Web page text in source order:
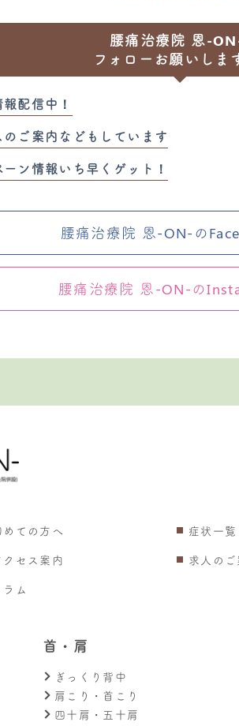
腰痛治療院 恩-
フォローお願いしま
配信中！
ご案内などもしています
ン情報いち早くゲット！
腰痛治療院 恩-ON-の
腰痛治療院 恩-ON-の
めての方へ 症状一覧
クセス案内
求人のご
ム
首・肩
ぎっくり背中
肩こり・首こり
四十肩・五十肩